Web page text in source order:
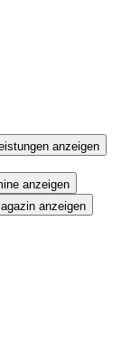
anzeigen
anzeigen
anzeigen